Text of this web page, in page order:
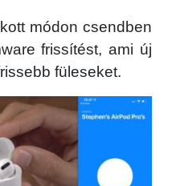
módon csendben
frissítést, ami új
füleseket.